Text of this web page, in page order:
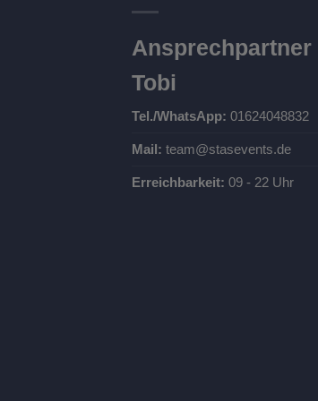
Ansprechpartner
Tobi
Tel./WhatsApp: 01624048832
Mail: team@stasevents.de
Erreichbarkeit: 09 - 22 Uhr